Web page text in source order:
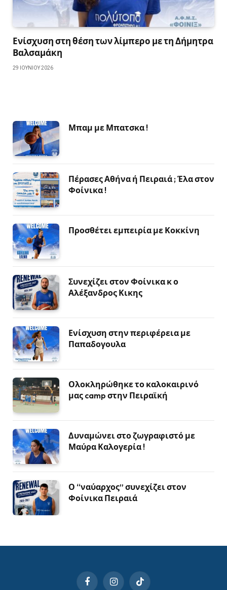
Ενίσχυση στη θέση των λίμπερο με τη Δήμητρα
Βαλσαμάκη
29 ΙΟΥΝΊΟΥ 2026
Μπαμ με Μπατσκα !
Πέρασες Αθήνα ή Πειραιά ; Έλα στον
Φοίνικα !
Προσθέτει εμπειρία με Κοκκίνη
Συνεχίζει στον Φοίνικα κ ο
Αλέξανδρος Κικης
Ενίσχυση στην περιφέρεια με
Παπαδογουλα
Ολοκληρώθηκε το καλοκαιρινό
μας camp στην Πειραϊκή
Δυναμώνει στο ζωγραφιστό με
Μαύρα Καλογερία !
Ο “ναύαρχος” συνεχίζει στον
Φοίνικα Πειραιά
FacebookInstagramTikTok